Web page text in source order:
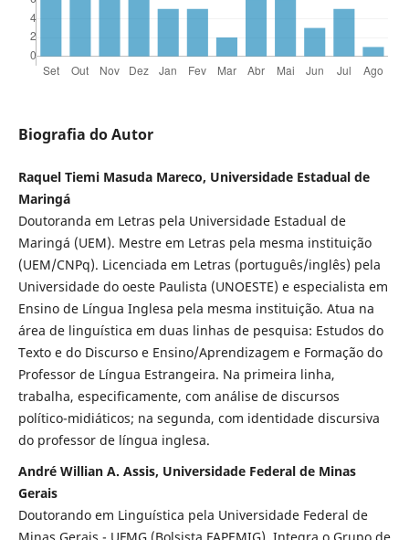
Biografia do Autor
Raquel Tiemi Masuda Mareco, Universidade Estadual de
Maringá
Doutoranda em Letras pela Universidade Estadual de
Maringá (UEM). Mestre em Letras pela mesma instituição
(UEM/CNPq). Licenciada em Letras (português/inglês) pela
Universidade do oeste Paulista (UNOESTE) e especialista em
Ensino de Língua Inglesa pela mesma instituição. Atua na
área de linguística em duas linhas de pesquisa: Estudos do
Texto e do Discurso e Ensino/Aprendizagem e Formação do
Professor de Língua Estrangeira. Na primeira linha,
trabalha, especificamente, com análise de discursos
político-midiáticos; na segunda, com identidade discursiva
do professor de língua inglesa.
André Willian A. Assis, Universidade Federal de Minas
Gerais
Doutorando em Linguística pela Universidade Federal de